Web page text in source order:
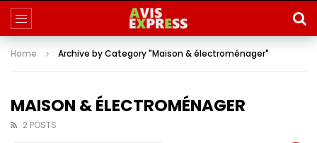
Home Archive by Category "Maison & électroménager"
MAISON & ÉLECTROMÉNAGER
2 POSTS